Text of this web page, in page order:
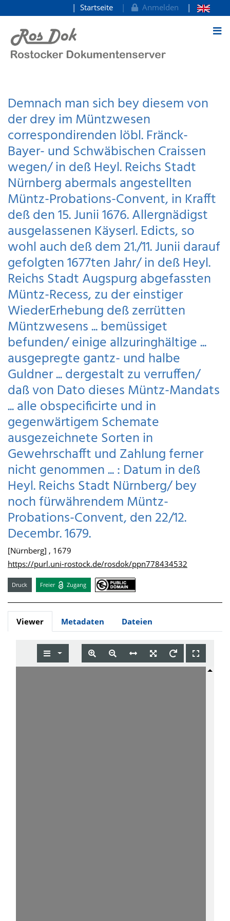
zum Inhalt
Startseite Anmelden
Demnach man sich bey diesem von
der drey im Müntzwesen
correspondirenden löbl. Fränck-
Bayer- und Schwäbischen Craissen
wegen/ in deß Heyl. Reichs Stadt
Nürnberg abermals angestellten
Müntz-Probations-Convent, in Krafft
deß den 15. Junii 1676. Allergnädigst
ausgelassenen Käyserl. Edicts, so
wohl auch deß dem 21./11. Junii darauf
gefolgten 1677ten Jahr/ in deß Heyl.
Reichs Stadt Augspurg abgefassten
Müntz-Recess, zu der einstiger
WiederErhebung deß zerrütten
Müntzwesens ... bemüssiget
befunden/ einige allzuringhältige ...
ausgepregte gantz- und halbe
Guldner ... dergestalt zu verruffen/
daß von Dato dieses Müntz-Mandats
... alle obspecificirte und in
gegenwärtigem Schemate
ausgezeichnete Sorten in
Gewehrschafft und Zahlung ferner
nicht genommen ... : Datum in deß
Heyl. Reichs Stadt Nürnberg/ bey
noch fürwährendem Müntz-
Probations-Convent, den 22/12.
Decembr. 1679.
[Nürnberg] , 1679
https://purl.uni-rostock.de/rosdok/ppn778434532
Druck Freier Zugang
Viewer Metadaten Dateien